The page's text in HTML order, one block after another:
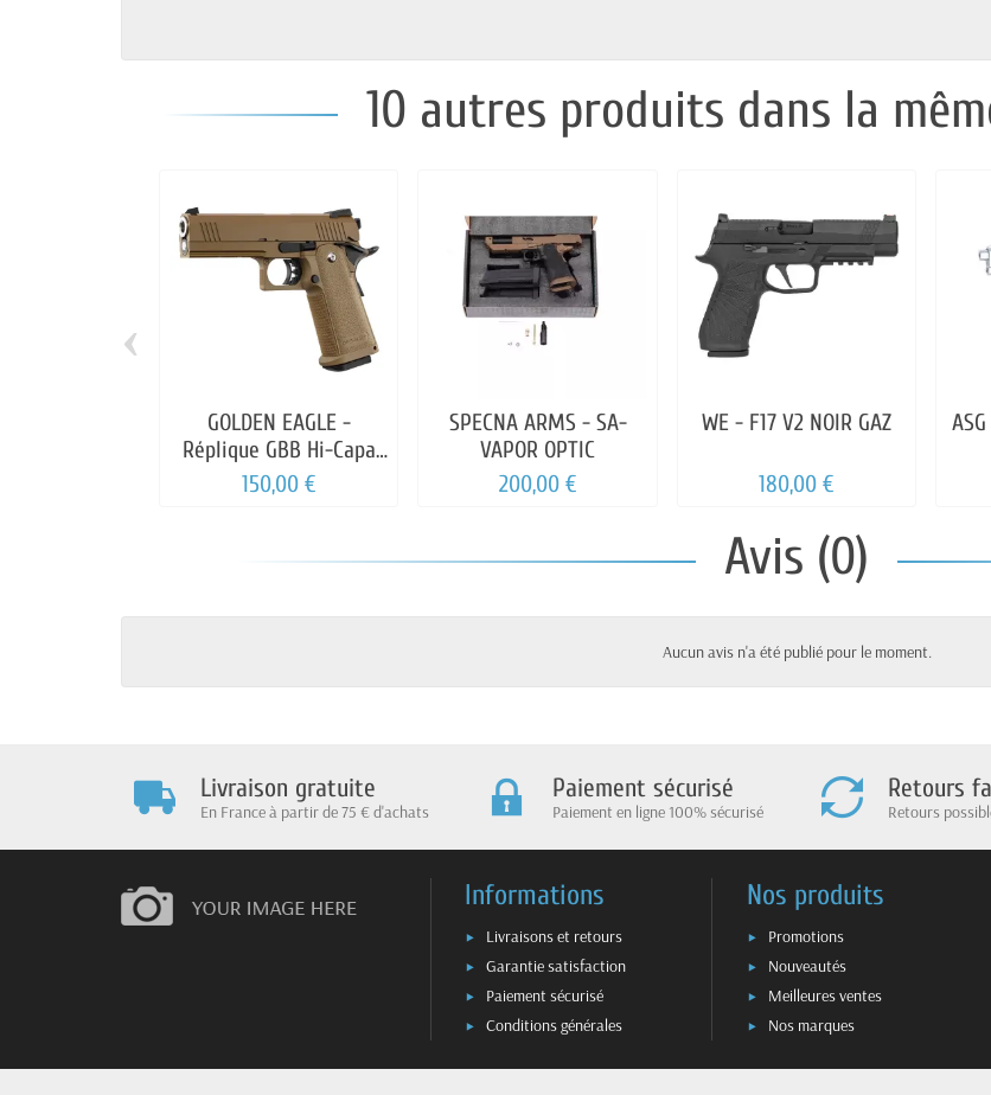
10 autres produits dans la
GOLDEN EAGLE -
Réplique GBB Hi-Capa
Tan Golden Eagle
150,00 €
SPECNA ARMS - SA-
VAPOR OPTIC
200,00 €
WE - F17 V2 NOIR GAZ
180,00 €
‹
Avis (0)
Aucun avis n'a été publié pour le moment.
Livraison gratuite
En France à partir de 75 € d'achats
Paiement sécurisé
Paiement en ligne 100% sécurisé
Retours
Retours
Informations
Livraisons et retours
Garantie satisfaction
Paiement sécurisé
Conditions générales
Nos produits
Promotions
Nouveautés
Meilleures ventes
Nos marques